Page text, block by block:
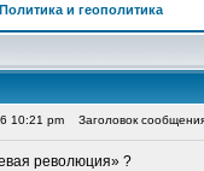
Политика и геополитика
10:21 pm Заголовок
революция» ?